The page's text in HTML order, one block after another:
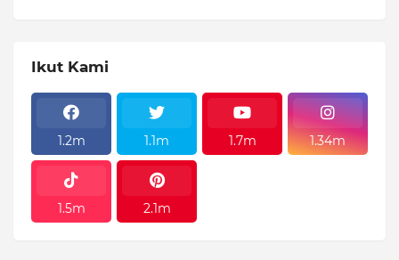
Ikut Kami
1.2m 1.1m 1.7m 1.34m
1.5m 2.1m